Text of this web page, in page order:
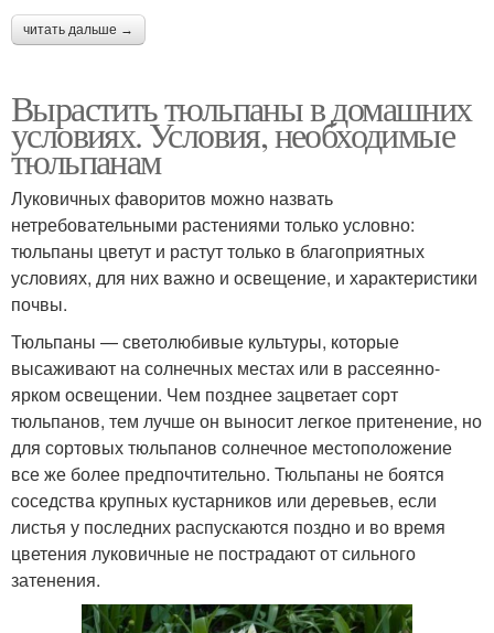
читать дальше →
Вырастить тюльпаны в домашних
условиях. Условия, необходимые
тюльпанам
Луковичных фаворитов можно назвать
нетребовательными растениями только условно:
тюльпаны цветут и растут только в благоприятных
условиях, для них важно и освещение, и характеристики
почвы.
Тюльпаны — светолюбивые культуры, которые
высаживают на солнечных местах или в рассеянно-
ярком освещении. Чем позднее зацветает сорт
тюльпанов, тем лучше он выносит легкое притенение, но
для сортовых тюльпанов солнечное местоположение
все же более предпочтительно. Тюльпаны не боятся
соседства крупных кустарников или деревьев, если
листья у последних распускаются поздно и во время
цветения луковичные не пострадают от сильного
затенения.